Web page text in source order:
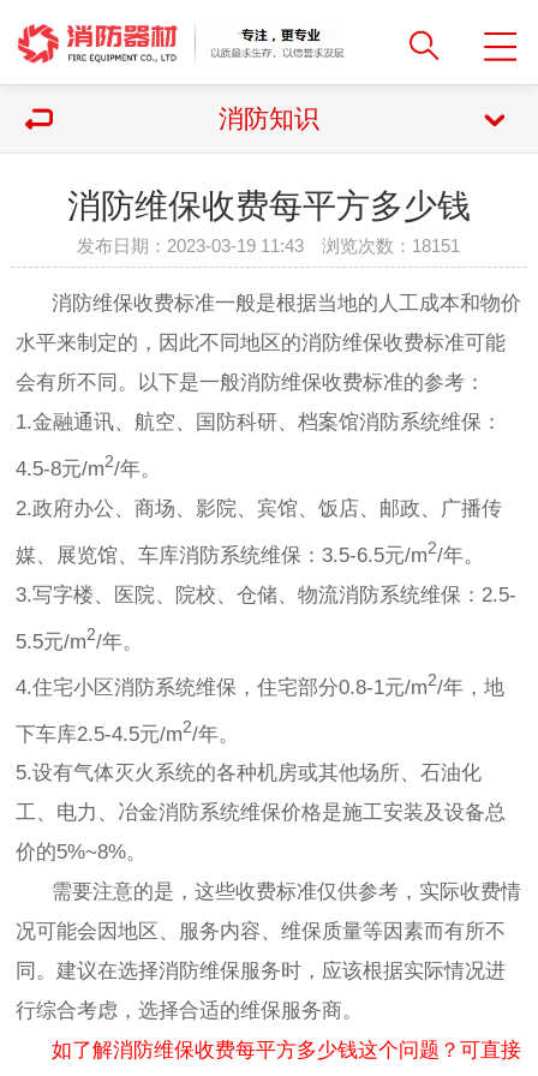
消防知识
消防维保收费每平方多少钱
发布日期：2023-03-19 11:43 浏览次数： 18151
消防维保收费标准一般是根据当地的人工成本和物价
水平来制定的，因此不同地区的消防维保收费标准可能
会有所不同。以下是一般消防维保收费标准的参考：
1.金融通讯、航空、国防科研、档案馆消防系统维保：
4.5-8元/m2/年。
2.政府办公、商场、影院、宾馆、饭店、邮政、广播传
媒、展览馆、车库消防系统维保：3.5-6.5元/m2/年。
3.写字楼、医院、院校、仓储、物流消防系统维保：2.5-
5.5元/m2/年。
4.住宅小区消防系统维保，住宅部分0.8-1元/m2/年，地
下车库2.5-4.5元/m2/年。
5.设有气体灭火系统的各种机房或其他场所、石油化
工、电力、冶金消防系统维保价格是施工安装及设备总
价的5%~8%。
需要注意的是，这些收费标准仅供参考，实际收费情
况可能会因地区、服务内容、维保质量等因素而有所不
同。建议在选择消防维保服务时，应该根据实际情况进
行综合考虑，选择合适的维保服务商。
如了解消防维保收费每平方多少钱这个问题？可直接